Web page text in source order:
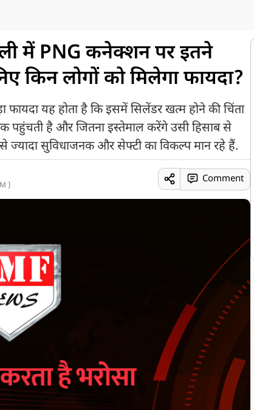
में PNG कनेक्शन पर इतने
किन लोगों को मिलेगा फायदा?
यह होता है कि इसमें सिलेंडर खत्म होने की चिंता
पहुंचती है और जितना इस्तेमाल करेंगे उसी हिसाब से
ज्यादा सुविधाजनक और सेफ्टी का विकल्प मान रहे हैं.
)
Comment